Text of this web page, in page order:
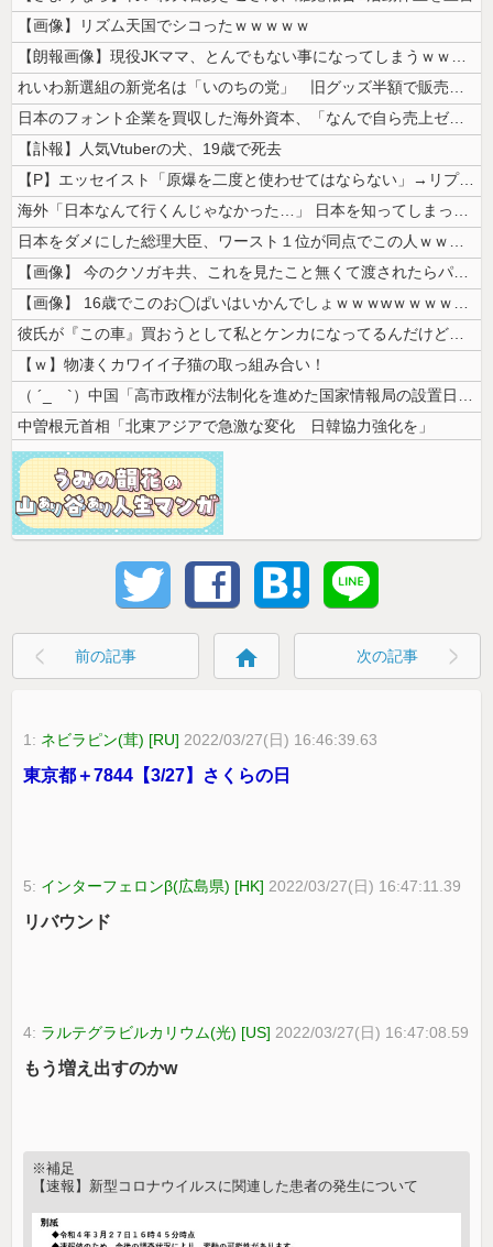
【画像】リズム天国でシコったｗｗｗｗｗ
【朗報画像】現役JKママ、とんでもない事になってしまうｗｗｗｗｗｗｗｗ...
れいわ新選組の新党名は「いのちの党」 旧グッズ半額で販売 どうなる秘書...
日本のフォント企業を買収した海外資本、「なんで自ら売上ゼロにするような...
【訃報】人気Vtuberの犬、19歳で死去
【P】エッセイスト「原爆を二度と使わせてはならない」→リプ「もちろん中...
海外「日本なんて行くんじゃなかった…」 日本を知ってしまったディズニー...
日本をダメにした総理大臣、ワースト１位が同点でこの人ｗｗｗｗｗｗ
【画像】 今のクソガキ共、これを見たこと無くて渡されたらパニクるらしい...
【画像】 16歳でこのお◯ぱいはいかんでしょｗｗｗwｗｗｗｗｗｗｗｗ❤
彼氏が『この車』買おうとして私とケンカになってるんだけどｗｗｗｗｗｗ
【ｗ】物凄くカワイイ子猫の取っ組み合い！
（ ´_ゝ`）中国「高市政権が法制化を進めた国家情報局の設置日が7月3...
中曽根元首相「北東アジアで急激な変化 日韓協力強化を」
前の記事 home 次の記事
1: ネビラピン(茸) [RU] 2022/03/27(日) 16:46:39.63
東京都＋7844【3/27】さくらの日
5: インターフェロンβ(広島県) [HK] 2022/03/27(日) 16:47:11.39
リバウンド
4: ラルテグラビルカリウム(光) [US] 2022/03/27(日) 16:47:08.59
もう増え出すのかw
※補足
【速報】新型コロナウイルスに関連した患者の発生について